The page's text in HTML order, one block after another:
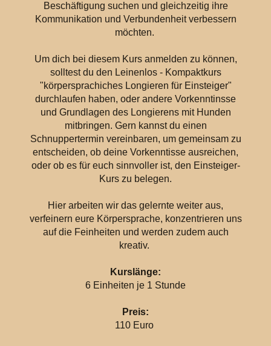
Beschäftigung suchen und gleichzeitig ihre
Kommunikation und Verbundenheit verbessern
möchten.
Um dich bei diesem Kurs anmelden zu können,
solltest du den Leinenlos - Kompaktkurs
"körpersprachiches Longieren für Einsteiger"
durchlaufen haben, oder andere Vorkenntinsse
und Grundlagen des Longierens mit Hunden
mitbringen. Gern kannst du einen
Schnuppertermin vereinbaren, um gemeinsam zu
entscheiden, ob deine Vorkenntisse ausreichen,
oder ob es für euch sinnvoller ist, den Einsteiger-
Kurs zu belegen.
Hier arbeiten wir das gelernte weiter aus,
verfeinern eure Körpersprache, konzentrieren uns
auf die Feinheiten und werden zudem auch
kreativ.
Kurslänge:
6 Einheiten je 1 Stunde
Preis:
110 Euro